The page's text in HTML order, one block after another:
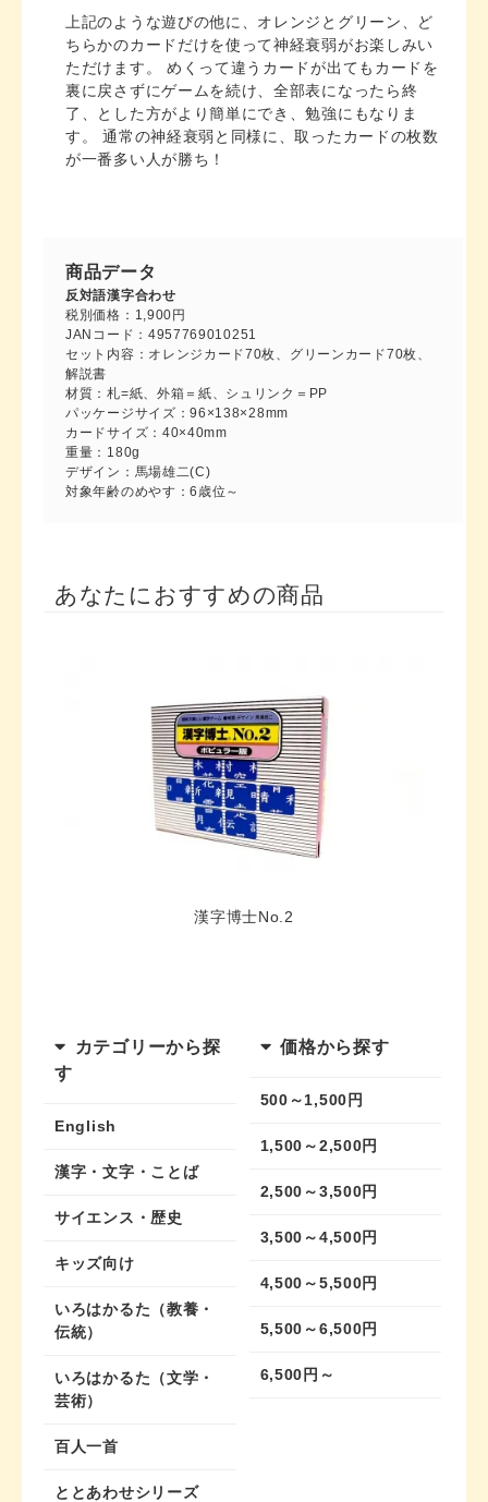
上記のような遊びの他に、オレンジとグリーン、ど
ちらかのカードだけを使って神経衰弱がお楽しみい
ただけます。 めくって違うカードが出てもカードを
裏に戻さずにゲームを続け、全部表になったら終
了、とした方がより簡単にでき、勉強にもなりま
す。 通常の神経衰弱と同様に、取ったカードの枚数
が一番多い人が勝ち！
反対語漢字合わせ
税別価格：1,900円
JANコード：4957769010251
セット内容：オレンジカード70枚、グリーンカード70枚、
解説書
材質：札=紙、外箱＝紙、シュリンク＝PP
パッケージサイズ：96×138×28mm
カードサイズ：40×40mm
重量：180g
デザイン：馬場雄二(C)
対象年齢のめやす：6歳位～
あなたにおすすめの商品
漢字博士No.2
カテゴリーから探
す
English
漢字・文字・ことば
サイエンス・歴史
キッズ向け
いろはかるた（教養・
伝統）
いろはかるた（文学・
芸術）
百人一首
ととあわせシリーズ
価格から探す
500～1,500円
1,500～2,500円
2,500～3,500円
3,500～4,500円
4,500～5,500円
5,500～6,500円
6,500円～